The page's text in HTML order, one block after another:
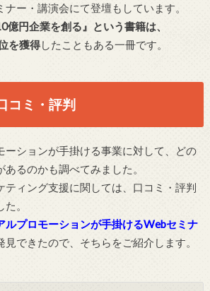
ー・講演会にて登壇もしています。
億円企業を創る』という書籍は、
を獲得したこともある一冊です。
コミ・評判
ーションが手掛ける事業に対して、どの
るのかも調べてみました。
ティング支援に関しては、口コミ・評判
。
ルプロモーションが手掛けるWebセミナ
見できたので、そちらをご紹介します。